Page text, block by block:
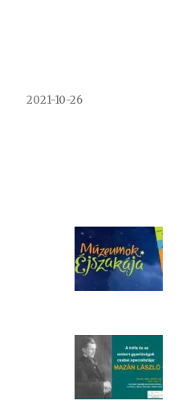
2021-10-26